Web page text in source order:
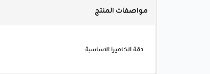
مواصفات المنتج
دقة الكاميرا الاساسية